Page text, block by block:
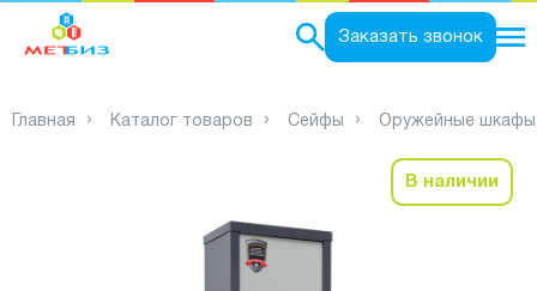
Заказать звонок
Главная Каталог товаров Сейфы Оружейные
В наличии